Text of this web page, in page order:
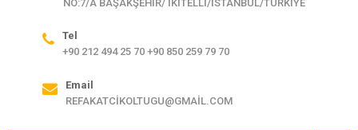
NO:7/A BAŞAKŞEHİR/ İKİTELLİ/İSTANBUL/TÜRKİYE
Tel
+90 212 494 25 70 +90 850 259 79 70
Email
REFAKATCIKOLTUGU@GMAIL.COM